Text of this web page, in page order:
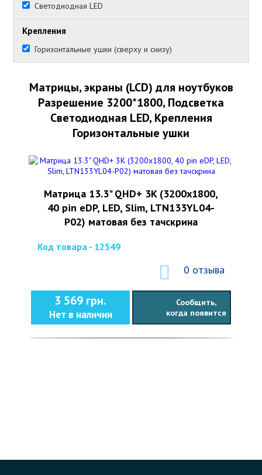
Светодиодная LED
Крепления
Горизонтальные ушки (сверху и снизу)
Матрицы, экраны (LCD) для ноутбуков
Разрешение 3200*1800, Подсветка
Светодиодная LED, Крепления
Горизонтальные ушки
Матрица 13.3" QHD+ 3K (3200x1800,
40 pin eDP, LED, Slim, LTN133YL04-
P02) матовая без тачскрина
Код товара - 12549
0 отзыва
3 569 грн.
Нет в наличии
Сообщить,
когда появится